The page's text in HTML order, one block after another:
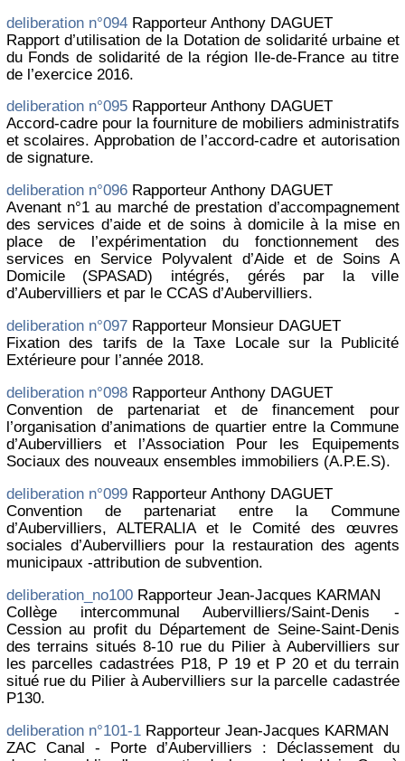
deliberation n°094Rapporteur Anthony DAGUET
Rapport d’utilisation de la Dotation de solidarité urbaine et
du Fonds de solidarité de la région Ile-de-France au titre
de l’exercice 2016.
deliberation n°095Rapporteur Anthony DAGUET
Accord-cadre pour la fourniture de mobiliers administratifs
et scolaires. Approbation de l’accord-cadre et autorisation
de signature.
deliberation n°096Rapporteur Anthony DAGUET
Avenant n°1 au marché de prestation d’accompagnement
des services d’aide et de soins à domicile à la mise en
place de l’expérimentation du fonctionnement des
services en Service Polyvalent d’Aide et de Soins A
Domicile (SPASAD) intégrés, gérés par la ville
d’Aubervilliers et par le CCAS d’Aubervilliers.
deliberation n°097Rapporteur Monsieur DAGUET
Fixation des tarifs de la Taxe Locale sur la Publicité
Extérieure pour l’année 2018.
deliberation n°098Rapporteur Anthony DAGUET
Convention de partenariat et de financement pour
l’organisation d’animations de quartier entre la Commune
d’Aubervilliers et l’Association Pour les Equipements
Sociaux des nouveaux ensembles immobiliers (A.P.E.S).
deliberation n°099Rapporteur Anthony DAGUET
Convention de partenariat entre la Commune
d’Aubervilliers, ALTERALIA et le Comité des œuvres
sociales d’Aubervilliers pour la restauration des agents
municipaux -attribution de subvention.
deliberation_no100Rapporteur Jean-Jacques KARMAN
Collège intercommunal Aubervilliers/Saint-Denis -
Cession au profit du Département de Seine-Saint-Denis
des terrains situés 8-10 rue du Pilier à Aubervilliers sur
les parcelles cadastrées P18, P 19 et P 20 et du terrain
situé rue du Pilier à Aubervilliers sur la parcelle cadastrée
P130.
deliberation n°101-1Rapporteur Jean-Jacques KARMAN
ZAC Canal - Porte d’Aubervilliers : Déclassement du